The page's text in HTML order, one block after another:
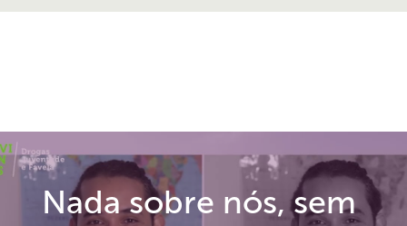
Nada sobre nós, sem